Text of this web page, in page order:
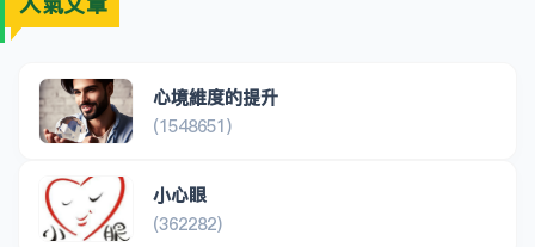
心境維度的提升
(1548651)
小心眼
(362282)